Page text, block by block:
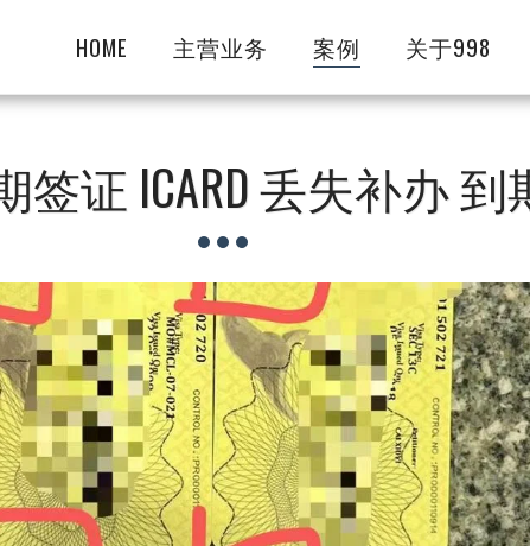
HOME 主营业务 案例 关于998
签证 ICARD 丢失补办 到